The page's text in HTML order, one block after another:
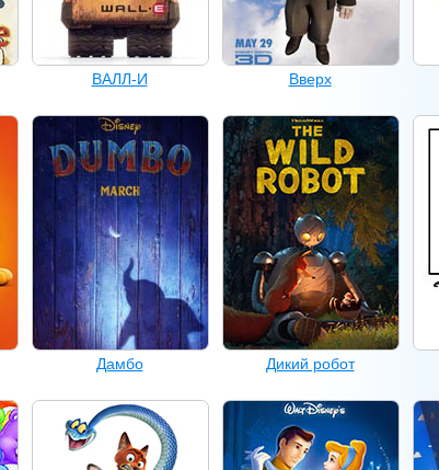
ВАЛЛ-И Вверх
Дамбо Дикий робот